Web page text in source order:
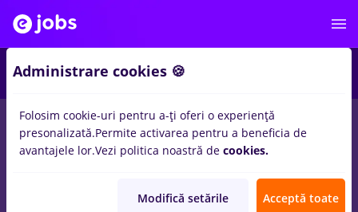
locuri de muncabucatar sefinTimisoarapentru
Banci, Medicina / Sanatate
Administrare cookies 🍪
Folosim cookie-uri pentru a-ți oferi o experiență
presonalizată.Permite activarea pentru a beneficia de
avantajele lor.Vezi politica noastră de cookies.
Modifică setările Acceptă toate